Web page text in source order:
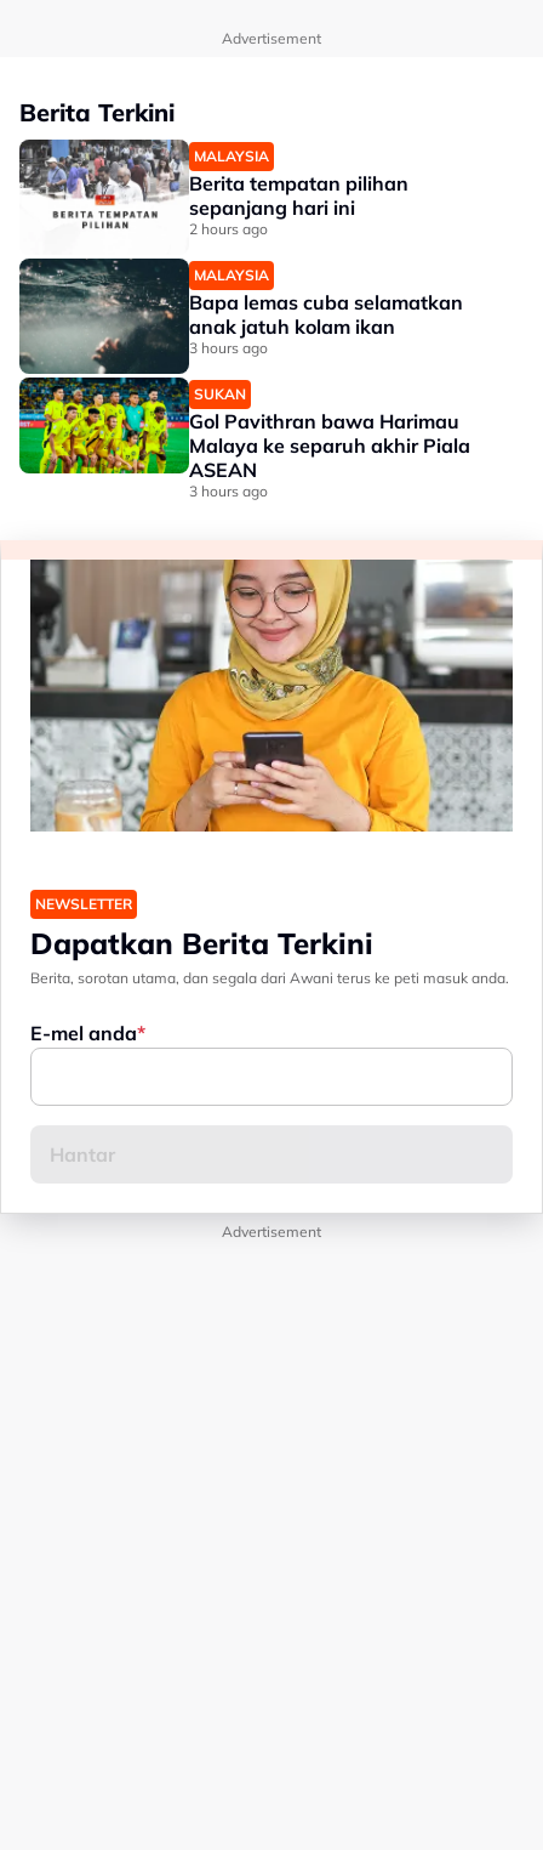
Advertisement
Berita Terkini
MALAYSIA
Berita tempatan pilihan
sepanjang hari ini
2 hours ago
MALAYSIA
Bapa lemas cuba selamatkan
anak jatuh kolam ikan
3 hours ago
SUKAN
Gol Pavithran bawa Harimau
Malaya ke separuh akhir Piala
ASEAN
3 hours ago
NEWSLETTER
Dapatkan Berita Terkini
Berita, sorotan utama, dan segala dari Awani terus ke peti masuk anda.
E-mel anda
Advertisement